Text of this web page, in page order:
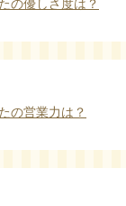
の営業力は？